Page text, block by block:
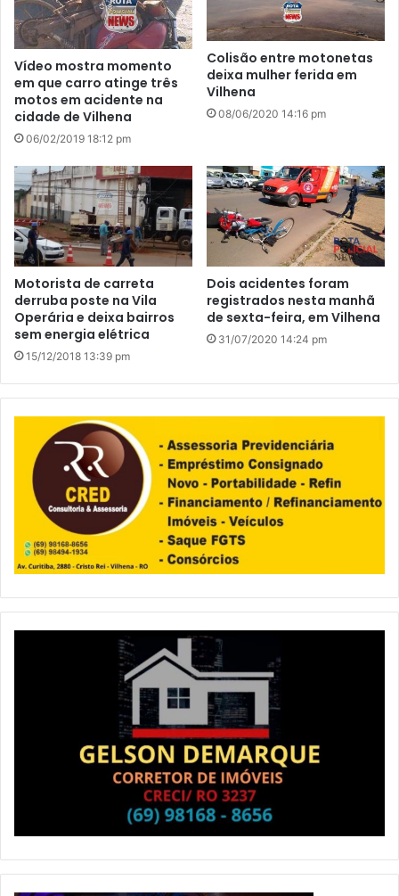
Vídeo mostra momento
em que carro atinge três
motos em acidente na
cidade de Vilhena
06/02/2019 18:12 pm
Colisão entre motonetas
deixa mulher ferida em
Vilhena
08/06/2020 14:16 pm
Motorista de carreta
derruba poste na Vila
Operária e deixa bairros
sem energia elétrica
15/12/2018 13:39 pm
Dois acidentes foram
registrados nesta manhã
de sexta-feira, em Vilhena
31/07/2020 14:24 pm